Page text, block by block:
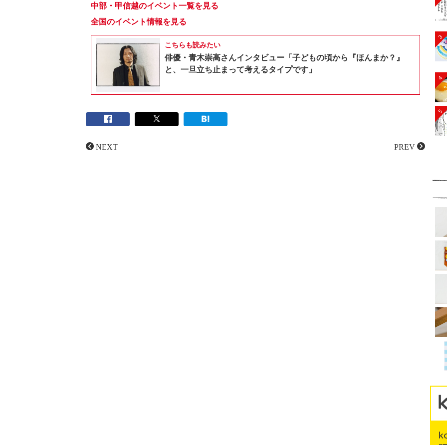
中部・甲信越のイベント一覧を見る
全国のイベント情報を見る
こちらも読みたい
俳優・青木崇高さんインタビュー「子どもの頃から『ほんまか？』
と、一旦立ち止まって考えるタイプです」
NEXT PREV
3
4
5